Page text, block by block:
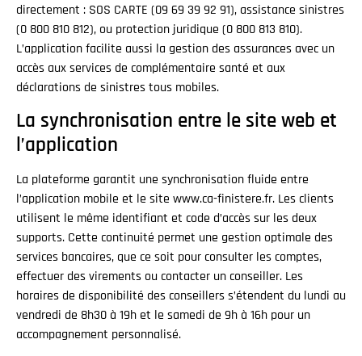
directement : SOS CARTE (09 69 39 92 91), assistance sinistres
(0 800 810 812), ou protection juridique (0 800 813 810).
L’application facilite aussi la gestion des assurances avec un
accès aux services de complémentaire santé et aux
déclarations de sinistres tous mobiles.
La synchronisation entre le site web et
l’application
La plateforme garantit une synchronisation fluide entre
l’application mobile et le site www.ca-finistere.fr. Les clients
utilisent le même identifiant et code d’accès sur les deux
supports. Cette continuité permet une gestion optimale des
services bancaires, que ce soit pour consulter les comptes,
effectuer des virements ou contacter un conseiller. Les
horaires de disponibilité des conseillers s’étendent du lundi au
vendredi de 8h30 à 19h et le samedi de 9h à 16h pour un
accompagnement personnalisé.